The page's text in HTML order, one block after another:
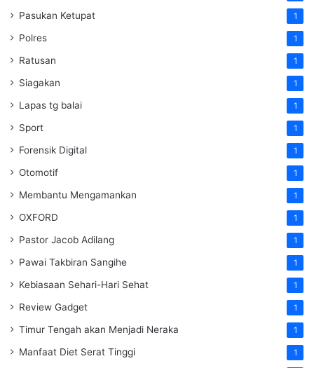
Pasukan Ketupat 1
Polres 1
Ratusan 1
Siagakan 1
Lapas tg balai 1
Sport 1
Forensik Digital 1
Otomotif 1
Membantu Mengamankan 1
OXFORD 1
Pastor Jacob Adilang 1
Pawai Takbiran Sangihe 1
Kebiasaan Sehari-Hari Sehat 1
Review Gadget 1
Timur Tengah akan Menjadi Neraka 1
Manfaat Diet Serat Tinggi 1